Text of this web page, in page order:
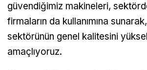
güvendiğimiz makineleri,
firmaların da kullanımına
sektörünün genel kalitesini
amaçlıyoruz.